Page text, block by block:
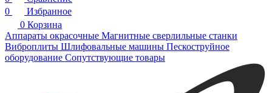
0
Избранное
0 Корзина
Аппараты окрасочные Магнитные сверлильные станки
Виброплиты Шлифовальные машины Пескоструйное
оборудование Сопутствующие товары